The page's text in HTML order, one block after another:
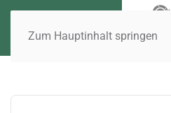
Zum Hauptinhalt springen